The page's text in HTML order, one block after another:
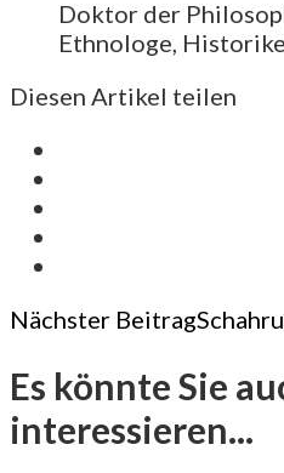
Doktor der
Ethnologe,
Diesen Artikel teilen
Post
Navigation
Nächster Beitrag
Es könnte Sie
interessieren...